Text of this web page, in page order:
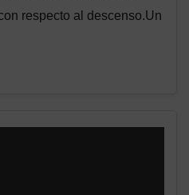
respecto al descenso.Un